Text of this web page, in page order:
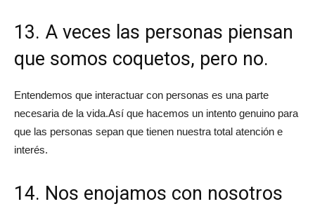
13. A veces las personas piensan
que somos coquetos, pero no.
Entendemos que interactuar con personas es una parte
necesaria de la vida.Así que hacemos un intento genuino para
que las personas sepan que tienen nuestra total atención e
interés.
14. Nos enojamos con nosotros